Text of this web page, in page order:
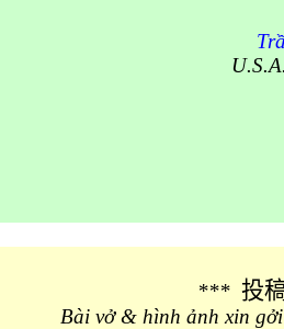
*** 投
Bài vở & hình ảnh xin